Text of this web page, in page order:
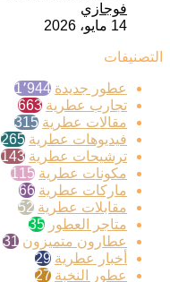
فوجازي
14 مايو، 2026
التصنيفات
عطور جديدة 1٬944
تجارب عطرية 663
مقالات عطرية 315
فيديوهات عطرية 265
ترشيحات عطرية 143
مكونات عطرية 115
ماركات عطرية 66
مقابلات عطرية 52
متاجر العطور 35
عطارون متميزون 31
أخبار عطرية 29
عطور النخبة 27